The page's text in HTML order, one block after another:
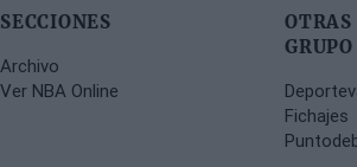
SECCIONES
Archivo
Ver NBA Online
OTRAS
GRUPO
Fichajes